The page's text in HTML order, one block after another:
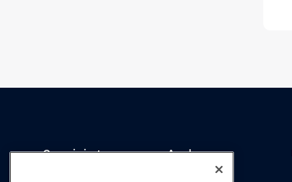
Conocimientos
Academy